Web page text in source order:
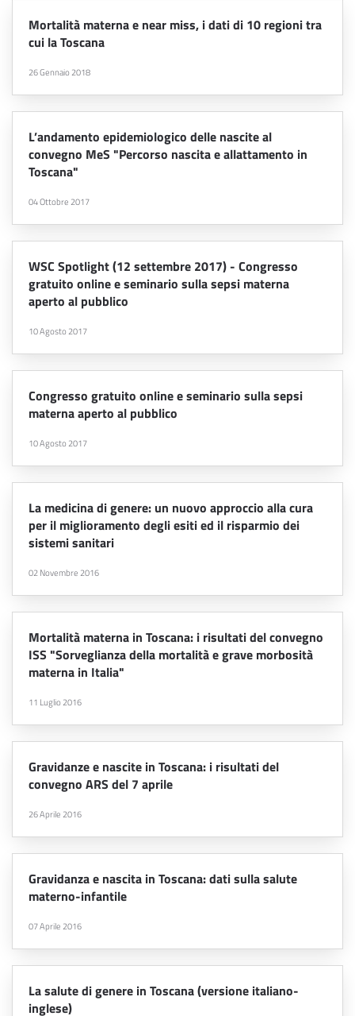
Mortalità materna e near miss, i dati di 10 regioni tra
cui la Toscana
26 Gennaio 2018
L’andamento epidemiologico delle nascite al
convegno MeS "Percorso nascita e allattamento in
Toscana"
04 Ottobre 2017
WSC Spotlight (12 settembre 2017) - Congresso
gratuito online e seminario sulla sepsi materna
aperto al pubblico
10 Agosto 2017
Congresso gratuito online e seminario sulla sepsi
materna aperto al pubblico
10 Agosto 2017
La medicina di genere: un nuovo approccio alla cura
per il miglioramento degli esiti ed il risparmio dei
sistemi sanitari
02 Novembre 2016
Mortalità materna in Toscana: i risultati del convegno
ISS "Sorveglianza della mortalità e grave morbosità
materna in Italia"
11 Luglio 2016
Gravidanze e nascite in Toscana: i risultati del
convegno ARS del 7 aprile
26 Aprile 2016
Gravidanza e nascita in Toscana: dati sulla salute
materno-infantile
07 Aprile 2016
La salute di genere in Toscana (versione italiano-
inglese)